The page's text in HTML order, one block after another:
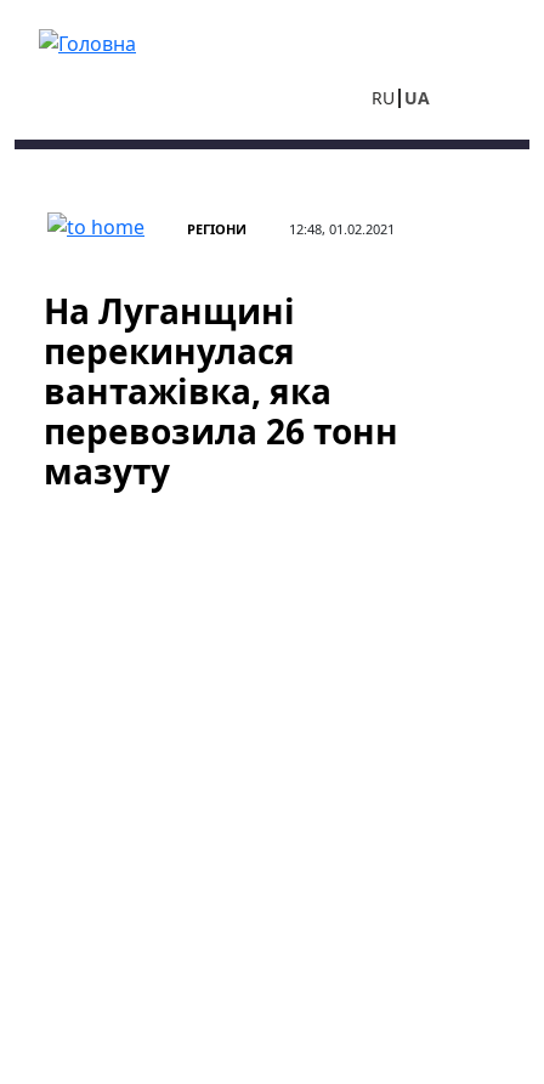
RU UA
РЕГІОНИ 12:48, 01.02.2021
На Луганщині
перекинулася
вантажівка, яка
перевозила 26 тонн
мазуту